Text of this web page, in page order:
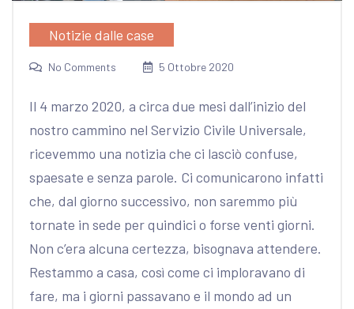
Notizie dalle case
No Comments 5 Ottobre 2020
Il 4 marzo 2020, a circa due mesi dall’inizio del
nostro cammino nel Servizio Civile Universale,
ricevemmo una notizia che ci lasciò confuse,
spaesate e senza parole. Ci comunicarono infatti
che, dal giorno successivo, non saremmo più
tornate in sede per quindici o forse venti giorni.
Non c’era alcuna certezza, bisognava attendere.
Restammo a casa, così come ci imploravano di
fare, ma i giorni passavano e il mondo ad un